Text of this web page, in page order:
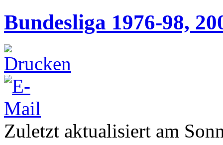
Bundesliga 1976-98,
Zuletzt aktualisiert am